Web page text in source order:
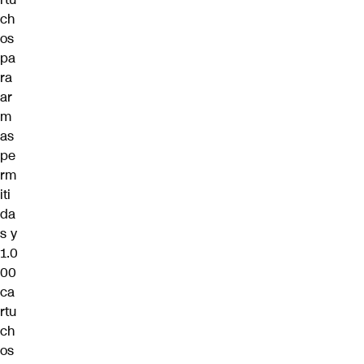
ch
os
pa
ra
ar
m
as
pe
rm
iti
da
s y
1.0
00
ca
rtu
ch
os